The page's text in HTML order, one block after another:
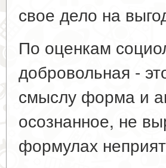
свое дело на
По оценкам
добровольная -
смыслу форма и
осознанное, не
формулах